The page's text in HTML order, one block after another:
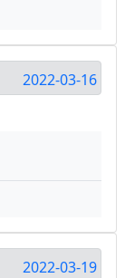
2022-03-16
2022-03-19